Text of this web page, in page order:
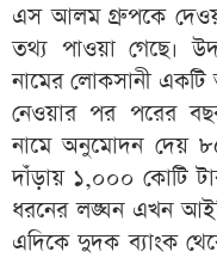
এস আলম গ্রুপকে
তথ্য পাওয়া গেছে।
নামের লোকসানী একটি
নেওয়ার পর পরের
নামে অনুমোদন দেয়
দাঁড়ায় ১,০০০ কোটি
ধরনের লঙ্ঘন এখন
এদিকে দুদক ব্যাংক